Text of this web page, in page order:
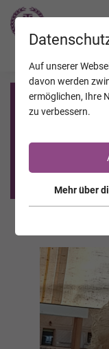
Sie sind noch
>> zur
Auf unserer
davon werden
ermöglichen, Ihre
zu verbessern.
Mehr über
JAHRESTAGE